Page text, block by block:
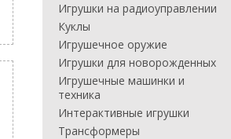
Игрушки на радиоуправлении
Куклы
Игрушечное оружие
Игрушки для новорожденных
Игрушечные машинки и
техника
Интерактивные игрушки
Трансформеры